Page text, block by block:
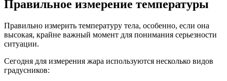
Правильное измерение температуры
Правильно измерить температуру тела, особенно, если она
высокая, крайне важный момент для понимания серьезности
ситуации.
Сегодня для измерения жара используются несколько видов
градусников: